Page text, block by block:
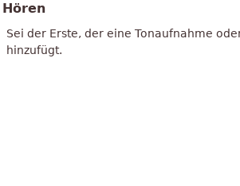
Hören
Sei der Erste, der eine Tonaufnahme
hinzufügt.